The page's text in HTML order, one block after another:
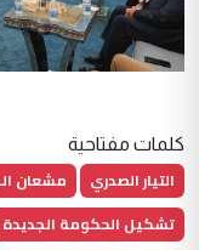
كلمات مفتاحية
التيار الصدري مشعان
تشكيل الحكومة الجديدة